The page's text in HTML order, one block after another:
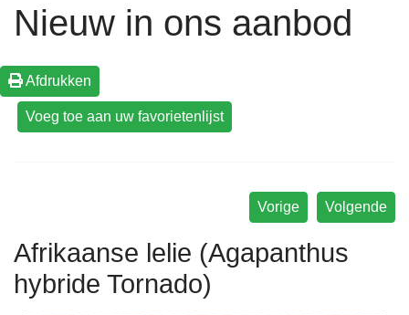
Nieuw in ons aanbod
Afdrukken
Volgende
Vorige
Afrikaanse lelie (Agapanthus
hybride Tornado)